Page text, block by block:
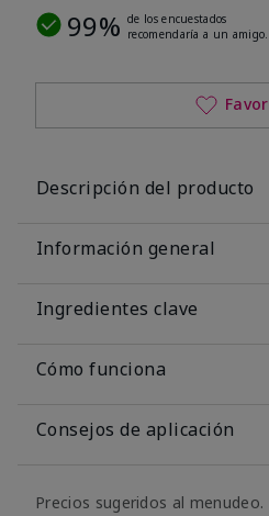
99% de los encuestados
recomendaría a un amigo.
Descripción del producto
Información general
Ingredientes clave
Cómo funciona
Consejos de aplicación
Precios sugeridos al menudeo.